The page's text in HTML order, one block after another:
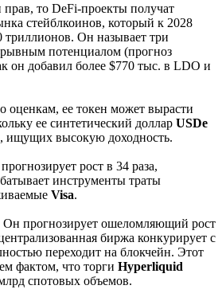
прав, то DeFi-проекты получат
стейблкоинов, который к 2028
триллионов. Он называет три
потенциалом (прогноз
он добавил более $770 тыс. в LDO и
оценкам, ее токен может вырасти
ее синтетический доллар USDe
ищущих высокую доходность.
рост в 34 раза,
инструменты траты
Visa.
прогнозирует ошеломляющий рост
биржа конкурирует с
переходит на блокчейн. Этот
фактом, что торги Hyperliquid
спотовых объемов.